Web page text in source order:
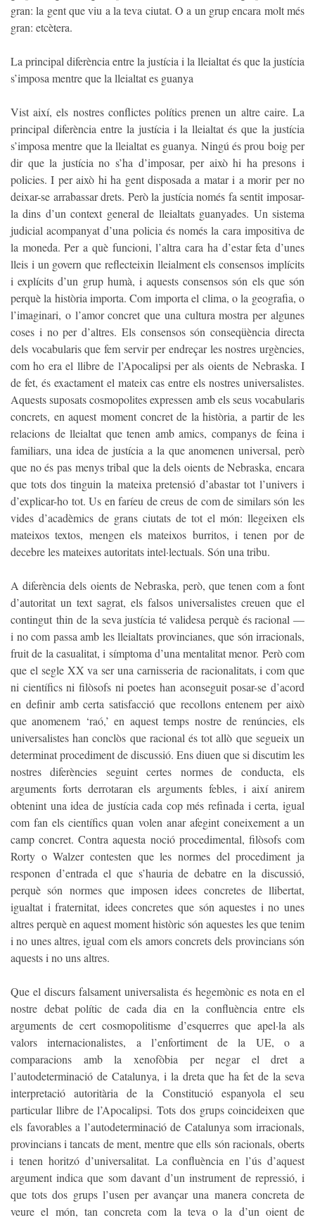
gran: la gent que viu a la teva ciutat. O a un grup encara molt més
gran: etcètera.
La principal diferència entre la justícia i la lleialtat és que la justícia
s’imposa mentre que la lleialtat es guanya
Vist així, els nostres conflictes polítics prenen un altre caire. La
principal diferència entre la justícia i la lleialtat és que la justícia
s’imposa mentre que la lleialtat es guanya. Ningú és prou boig per
dir que la justícia no s’ha d’imposar, per això hi ha presons i
policies. I per això hi ha gent disposada a matar i a morir per no
deixar-se arrabassar drets. Però la justícia només fa sentit imposar-
la dins d’un context general de lleialtats guanyades. Un sistema
judicial acompanyat d’una policia és només la cara impositiva de
la moneda. Per a què funcioni, l’altra cara ha d’estar feta d’unes
lleis i un govern que reflecteixin lleialment els consensos implícits
i explícits d’un grup humà, i aquests consensos són els que són
perquè la història importa. Com importa el clima, o la geografia, o
l’imaginari, o l’amor concret que una cultura mostra per algunes
coses i no per d’altres. Els consensos són conseqüència directa
dels vocabularis que fem servir per endreçar les nostres urgències,
com ho era el llibre de l’Apocalipsi per als oients de Nebraska. I
de fet, és exactament el mateix cas entre els nostres universalistes.
Aquests suposats cosmopolites expressen amb els seus vocabularis
concrets, en aquest moment concret de la història, a partir de les
relacions de lleialtat que tenen amb amics, companys de feina i
familiars, una idea de justícia a la que anomenen universal, però
que no és pas menys tribal que la dels oients de Nebraska, encara
que tots dos tinguin la mateixa pretensió d’abastar tot l’univers i
d’explicar-ho tot. Us en faríeu de creus de com de similars són les
vides d’acadèmics de grans ciutats de tot el món: llegeixen els
mateixos textos, mengen els mateixos burritos, i tenen por de
decebre les mateixes autoritats intel·lectuals. Són una tribu.
A diferència dels oients de Nebraska, però, que tenen com a font
d’autoritat un text sagrat, els falsos universalistes creuen que el
contingut thin de la seva justícia té validesa perquè és racional —
i no com passa amb les lleialtats provincianes, que són irracionals,
fruit de la casualitat, i símptoma d’una mentalitat menor. Però com
que el segle XX va ser una carnisseria de racionalitats, i com que
ni científics ni filòsofs ni poetes han aconseguit posar-se d’acord
en definir amb certa satisfacció que recollons entenem per això
que anomenem ‘raó,’ en aquest temps nostre de renúncies, els
universalistes han conclòs que racional és tot allò que segueix un
determinat procediment de discussió. Ens diuen que si discutim les
nostres diferències seguint certes normes de conducta, els
arguments forts derrotaran els arguments febles, i així anirem
obtenint una idea de justícia cada cop més refinada i certa, igual
com fan els científics quan volen anar afegint coneixement a un
camp concret. Contra aquesta noció procedimental, filòsofs com
Rorty o Walzer contesten que les normes del procediment ja
responen d’entrada el que s’hauria de debatre en la discussió,
perquè són normes que imposen idees concretes de llibertat,
igualtat i fraternitat, idees concretes que són aquestes i no unes
altres perquè en aquest moment històric són aquestes les que tenim
i no unes altres, igual com els amors concrets dels provincians són
aquests i no uns altres.
Que el discurs falsament universalista és hegemònic es nota en el
nostre debat polític de cada dia en la confluència entre els
arguments de cert cosmopolitisme d’esquerres que apel·la als
valors internacionalistes, a l’enfortiment de la UE, o a
comparacions amb la xenofòbia per negar el dret a
l’autodeterminació de Catalunya, i la dreta que ha fet de la seva
interpretació autoritària de la Constitució espanyola el seu
particular llibre de l’Apocalipsi. Tots dos grups coincideixen que
els favorables a l’autodeterminació de Catalunya som irracionals,
provincians i tancats de ment, mentre que ells són racionals, oberts
i tenen horitzó d’universalitat. La confluència en l’ús d’aquest
argument indica que som davant d’un instrument de repressió, i
que tots dos grups l’usen per avançar una manera concreta de
veure el món, tan concreta com la teva o la d’un oient de